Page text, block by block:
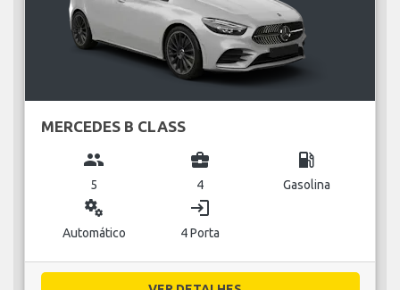
MERCEDES B CLASS
group
5
business_center
4
local_gas_station
Gasolina
miscellaneous_services
Automático
login
4 Porta